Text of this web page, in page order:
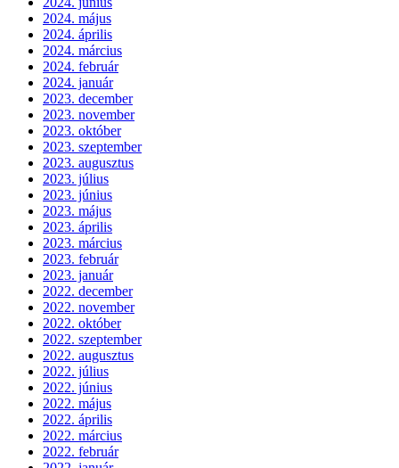
2024. május
2024. április
2024. március
2024. február
2024. január
2023. december
2023. november
2023. október
2023. szeptember
2023. augusztus
2023. július
2023. június
2023. május
2023. április
2023. március
2023. február
2023. január
2022. december
2022. november
2022. október
2022. szeptember
2022. augusztus
2022. július
2022. június
2022. május
2022. április
2022. március
2022. február